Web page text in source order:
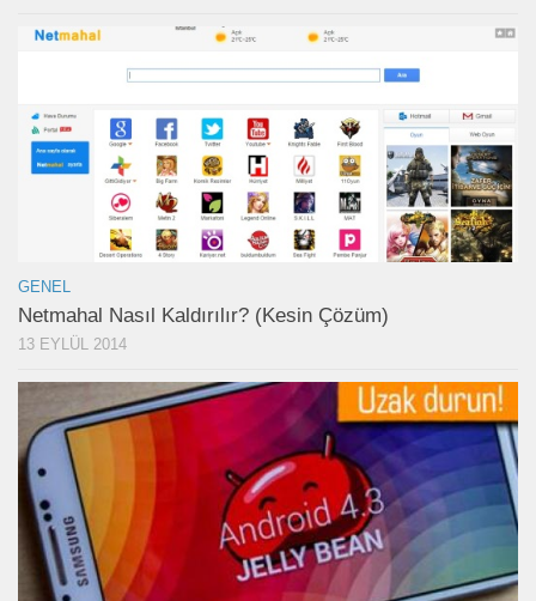
GENEL
Netmahal Nasıl Kaldırılır? (Kesin Çözüm)
13 EYLÜL 2014